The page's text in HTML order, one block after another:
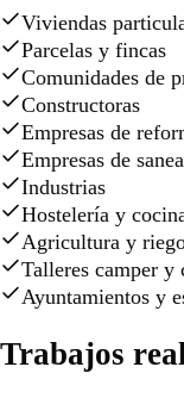
Viviendas
Parcelas y fincas
Comunidades de
Constructoras
Empresas de
Empresas de
Industrias
Hostelería y
Agricultura y
Talleres camper y
Ayuntamientos y
Trabajos